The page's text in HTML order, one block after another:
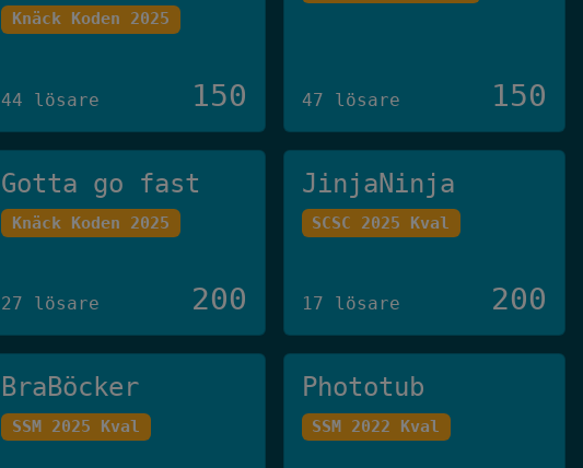
Knäck Koden 2025
44 lösare 150 47 lösare 150
Gotta go fast
Knäck Koden 2025
27 lösare 200
JinjaNinja
SCSC 2025 Kval
17 lösare 200
BraBöcker
SSM 2025 Kval
Phototub
SSM 2022 Kval